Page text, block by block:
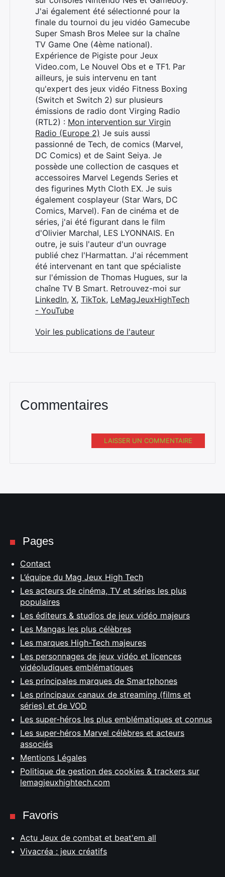
J'ai également été sélectionné pour la
finale du tournoi du jeu vidéo Gamecube
Super Smash Bros Melee sur la chaîne
TV Game One (4ème national).
Expérience de Pigiste pour Jeux
Video.com, Le Nouvel Obs et e TF1. Par
ailleurs, je suis intervenu en tant
qu'expert des jeux vidéo Fitness Boxing
(Switch et Switch 2) sur plusieurs
émissions de radio dont Virging Radio
(RTL2) : Mon intervention sur Virgin
Radio (Europe 2) Je suis aussi
passionné de Tech, de comics (Marvel,
DC Comics) et de Saint Seiya. Je
possède une collection de casques et
accessoires Marvel Legends Series et
des figurines Myth Cloth EX. Je suis
également cosplayeur (Star Wars, DC
Comics, Marvel). Fan de cinéma et de
séries, j'ai été figurant dans le film
d'Olivier Marchal, LES LYONNAIS. En
outre, je suis l'auteur d'un ouvrage
publié chez l'Harmattan. J'ai récemment
été intervenant en tant que spécialiste
sur l'émission de Thomas Hugues, sur la
chaîne TV B Smart. Retrouvez-moi sur
LinkedIn, X, TikTok, LeMagJeuxHighTech
- YouTube
Voir les publications de l'auteur
Commentaires
LAISSER UN COMMENTAIRE
Pages
Contact
L’équipe du Mag Jeux High Tech
Les acteurs de cinéma, TV et séries les plus
populaires
Les éditeurs & studios de jeux vidéo majeurs
Les Mangas les plus célèbres
Les marques High-Tech majeures
Les personnages de jeux vidéo et licences
vidéoludiques emblématiques
Les principales marques de Smartphones
Les principaux canaux de streaming (films et
séries) et de VOD
Les super-héros les plus emblématiques et connus
Les super-héros Marvel célèbres et acteurs
associés
Mentions Légales
Politique de gestion des cookies & trackers sur
lemagjeuxhightech.com
Favoris
Actu Jeux de combat et beat'em all
Vivacréa : jeux créatifs
Rechercher
: